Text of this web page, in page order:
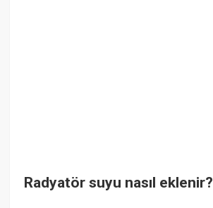
Radyatör suyu nasıl eklenir?